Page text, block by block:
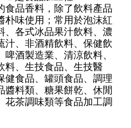
5
食品香料，除了飲料產品
朴味使用；常用於泡沫紅
、各式冰品果汁飲料、濃
汁、非酒精飲料、保健飲
酒製造業、清涼飲料、
料、生技食品、生技醫
健食品、罐頭食品、調理
醬料類、糖果餅乾、休閒
花茶調味類等食品加工調